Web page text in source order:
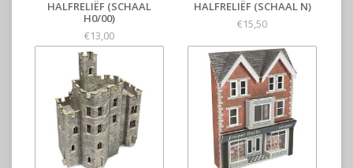
HALFRELIËF (SCHAAL
H0/00)
€13,00
HALFRELIËF (SCHAAL N)
€15,50